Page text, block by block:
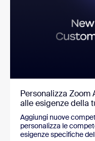
Personalizza
alle esigenze della
Aggiungi nuove
personalizza le
esigenze specifiche